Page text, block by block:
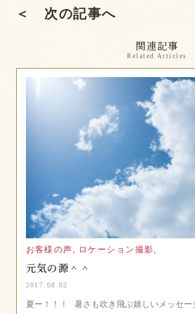
＜ 次の記事へ
関連記事
Related Articles
お客様の声, ロケーション撮影,
元気の源＾＾
2017.08.02
夏ー！！！ 暑さも吹き飛ぶ嬉しいメッセー